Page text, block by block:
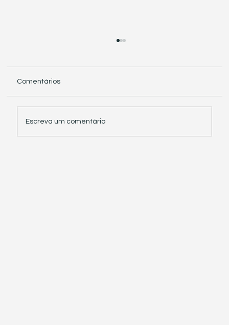
Comentários
Escreva um comentário